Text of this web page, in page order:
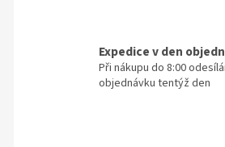
Expedice v den
Při nákupu do 8:00
objednávku tentýž den